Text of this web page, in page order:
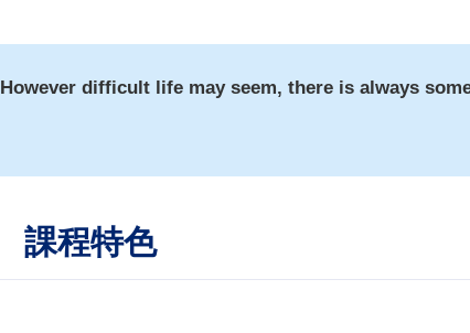
However difficult life may seem, there is always
課程特色